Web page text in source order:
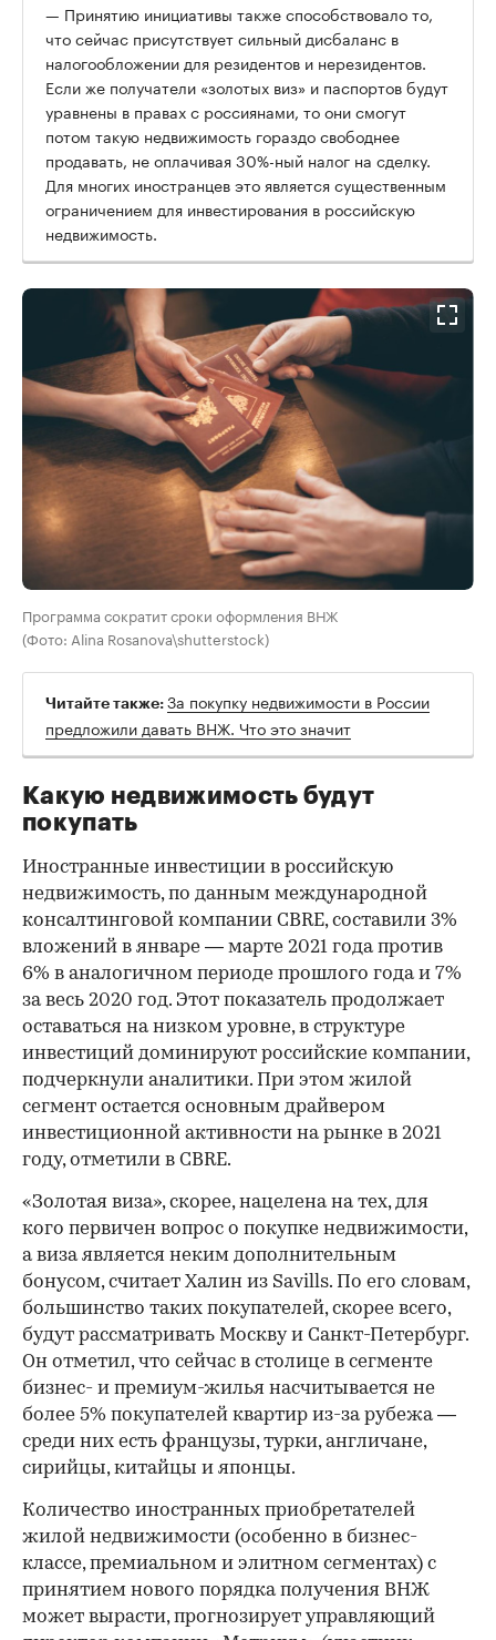
— Принятию инициативы также способствовало то,
что сейчас присутствует сильный дисбаланс в
налогообложении для резидентов и нерезидентов.
Если же получатели «золотых виз» и паспортов будут
уравнены в правах с россиянами, то они смогут
потом такую недвижимость гораздо свободнее
продавать, не оплачивая 30%-ный налог на сделку.
Для многих иностранцев это является существенным
ограничением для инвестирования в российскую
недвижимость.
Программа сократит сроки оформления ВНЖ
(Фото: Alina Rosanova\shutterstock)
Читайте также: За покупку недвижимости в России
предложили давать ВНЖ. Что это значит
Какую недвижимость будут
покупать
Иностранные инвестиции в российскую
недвижимость, по данным международной
консалтинговой компании CBRE, составили 3%
вложений в январе — марте 2021 года против
6% в аналогичном периоде прошлого года и 7%
за весь 2020 год. Этот показатель продолжает
оставаться на низком уровне, в структуре
инвестиций доминируют российские компании,
подчеркнули аналитики. При этом жилой
сегмент остается основным драйвером
инвестиционной активности на рынке в 2021
году, отметили в CBRE.
«Золотая виза», скорее, нацелена на тех, для
кого первичен вопрос о покупке недвижимости,
а виза является неким дополнительным
бонусом, считает Халин из Savills. По его словам,
большинство таких покупателей, скорее всего,
будут рассматривать Москву и Санкт-Петербург.
Он отметил, что сейчас в столице в сегменте
бизнес- и премиум-жилья насчитывается не
более 5% покупателей квартир из-за рубежа —
среди них есть французы, турки, англичане,
сирийцы, китайцы и японцы.
Количество иностранных приобретателей
жилой недвижимости (особенно в бизнес-
классе, премиальном и элитном сегментах) с
принятием нового порядка получения ВНЖ
может вырасти, прогнозирует управляющий